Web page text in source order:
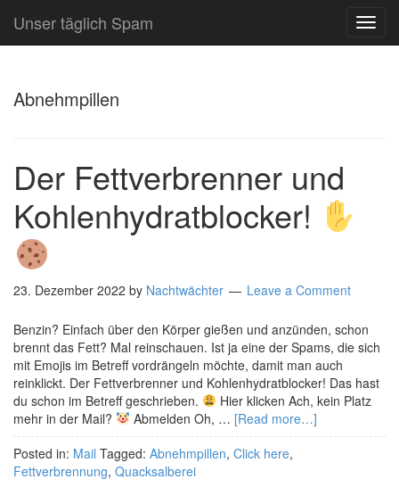
Unser täglich Spam
Abnehmpillen
Der Fettverbrenner und
Kohlenhydratblocker!
23. Dezember 2022 by Nachtwächter Leave a Comment
Benzin? Einfach über den Körper gießen und anzünden, schon
brennt das Fett? Mal reinschauen. Ist ja eine der Spams, die sich
mit Emojis im Betreff vordrängeln möchte, damit man auch
reinklickt. Der Fettverbrenner und Kohlenhydratblocker! Das hast
du schon im Betreff geschrieben.
Hier klicken Ach, kein Platz
mehr in der Mail?
Abmelden Oh, … [Read more…]
Posted in: Mail Tagged: Abnehmpillen, Click here,
Fettverbrennung, Quacksalberei